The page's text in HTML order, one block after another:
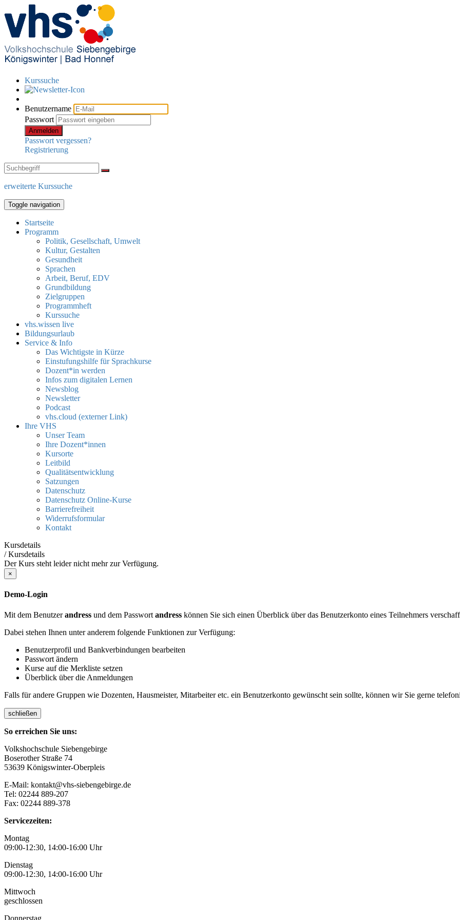
Kurssuche
Benutzername
Passwort
Anmelden
Passwort vergessen?
Registrierung
erweiterte Kurssuche
Toggle navigation
Startseite
Programm
Politik, Gesellschaft, Umwelt
Kultur, Gestalten
Gesundheit
Sprachen
Arbeit, Beruf, EDV
Grundbildung
Zielgruppen
Programmheft
Kurssuche
vhs.wissen live
Bildungsurlaub
Service & Info
Das Wichtigste in Kürze
Einstufungshilfe für Sprachkurse
Dozent*in werden
Infos zum digitalen Lernen
Newsblog
Newsletter
Podcast
vhs.cloud (externer Link)
Ihre VHS
Unser Team
Ihre Dozent*innen
Kursorte
Leitbild
Qualitätsentwicklung
Satzungen
Datenschutz
Datenschutz Online-Kurse
Barrierefreiheit
Widerrufsformular
Kontakt
Kursdetails
/Kursdetails
Der Kurs steht leider nicht mehr zur Verfügung.
×
Demo-Login
Mit dem Benutzerandress und dem Passwort andress können Sie sich einen Überblick über das Benutzerkonto eines Teilnehmers
Dabei stehen Ihnen unter anderem folgende Funktionen zur Verfügung:
Benutzerprofil und Bankverbindungen bearbeiten
Passwort ändern
Kurse auf die Merkliste setzen
Überblick über die Anmeldungen
Falls für andere Gruppen wie Dozenten, Hausmeister, Mitarbeiter etc. ein Benutzerkonto gewünscht sein sollte, können wir Sie gerne
schließen
So erreichen Sie uns:
Volkshochschule Siebengebirge
Boserother Straße 74
53639 Königswinter-Oberpleis
E-Mail: kontakt@vhs-siebengebirge.de
Tel: 02244 889-207
Fax: 02244 889-378
Servicezeiten:
Montag
09:00-12:30, 14:00-16:00 Uhr
Dienstag
09:00-12:30, 14:00-16:00 Uhr
Mittwoch
geschlossen
Donnerstag